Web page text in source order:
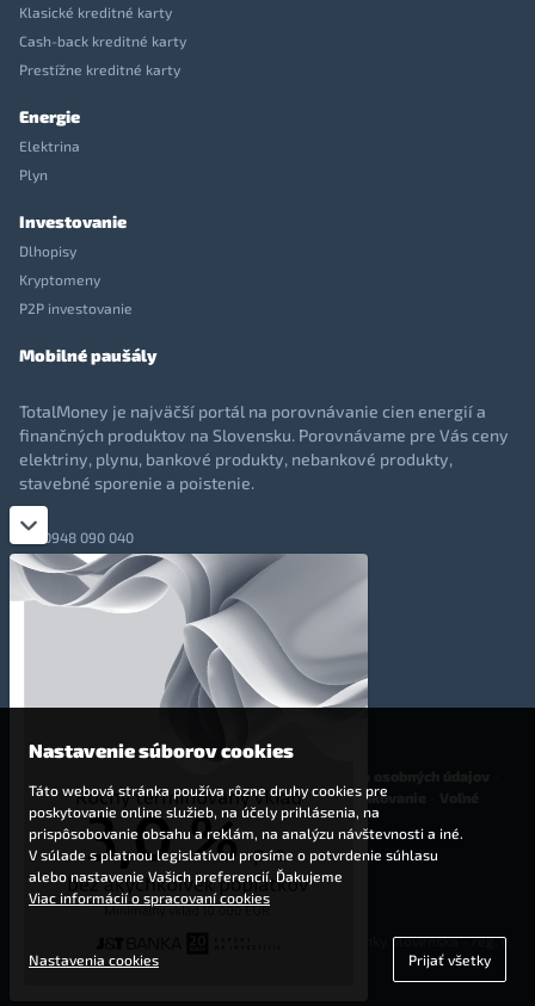
Klasické kreditné karty
Cash-back kreditné karty
Prestížne kreditné karty
Energie
Elektrina
Plyn
Investovanie
Dlhopisy
Kryptomeny
P2P investovanie
Mobilné paušály
TotalMoney je najväčší portál na porovnávanie cien energií a
finančných produktov na Slovensku. Porovnávame pre Vás ceny
elektriny, plynu, bankové produkty, nebankové produkty,
stavebné sporenie a poistenie.
0948 090 040
+421 948 090 051
info@totalmoney.sk
Levočská 866, Poprad, 058 01
Cookies-Nastavenia cookies -Finančné sprostredkovanie
pracovné miesta
Affiliate - partnerský program
(samostatný finančný agent, povolenie Národnej banky Slovenska - reg. č.
127292)
Nastavenie súborov cookies
Táto webová stránka používa rôzne druhy cookies pre
poskytovanie online služieb, na účely prihlásenia, na
prispôsobovanie obsahu a reklám, na analýzu návštevnosti a iné.
V súlade s platnou legislatívou prosíme o potvrdenie súhlasu
alebo nastavenie Vašich preferencií. Ďakujeme
Viac informácií o spracovaní cookies
Nastavenia cookies Prijať všetky